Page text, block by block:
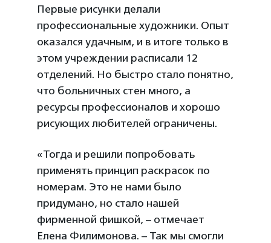
Первые рисунки делали
профессиональные художники. Опыт
оказался удачным, и в итоге только в
этом учреждении расписали 12
отделений. Но быстро стало понятно,
что больничных стен много, а
ресурсы профессионалов и хорошо
рисующих любителей ограничены.
«Тогда и решили попробовать
применять принцип раскрасок по
номерам. Это не нами было
придумано, но стало нашей
фирменной фишкой, – отмечает
Елена Филимонова. – Так мы смогли